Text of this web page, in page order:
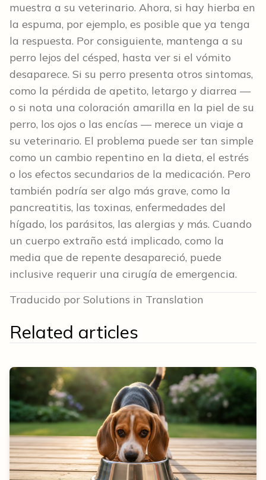
muestra a su veterinario. Ahora, si hay hierba en
la espuma, por ejemplo, es posible que ya tenga
la respuesta. Por consiguiente, mantenga a su
perro lejos del césped, hasta ver si el vómito
desaparece. Si su perro presenta otros sintomas,
como la pérdida de apetito, letargo y diarrea —
o si nota una coloración amarilla en la piel de su
perro, los ojos o las encías — merece un viaje a
su veterinario. El problema puede ser tan simple
como un cambio repentino en la dieta, el estrés
o los efectos secundarios de la medicación. Pero
también podría ser algo más grave, como la
pancreatitis, las toxinas, enfermedades del
hígado, los parásitos, las alergias y más. Cuando
un cuerpo extraño está implicado, como la
media que de repente desapareció, puede
inclusive requerir una cirugía de emergencia.
Traducido por Solutions in Translation
Related articles